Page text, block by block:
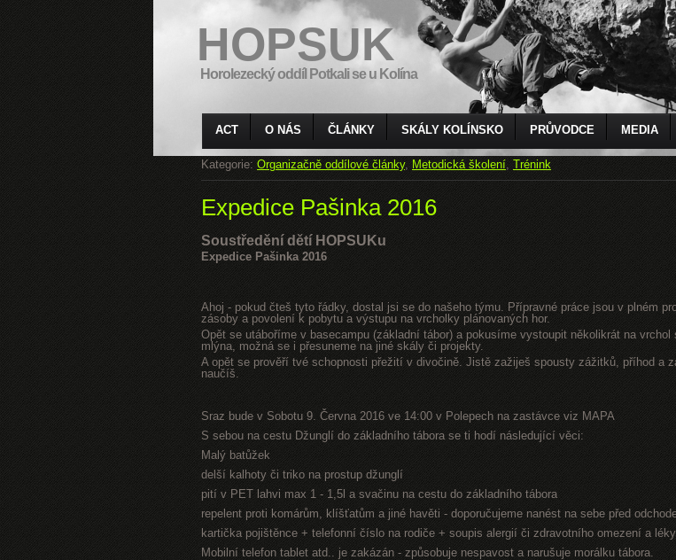
HOPSUK
Horolezecký oddíl Potkali se u Kolína
ACT O NÁS ČLÁNKY SKÁLY KOLÍNSKO PRŮVODCE MEDIA
Kategorie: Organizačně oddílové články, Metodická školení, Trénink
Expedice Pašinka 2016
Soustředění dětí HOPSUKu
Expedice Pašinka 2016
Ahoj - pokud čteš tyto řádky, dostal jsi se do našeho týmu. Přípravné práce jsou v plném
zásoby a povolení k pobytu a výstupu na vrcholky plánovaných hor.
Opět se utáboříme v basecampu (základní tábor) a pokusíme vystoupit několikrát na vrchol
mlýna, možná se i přesuneme na jiné skály či projekty.
A opět se prověří tvé schopnosti přežití v divočině. Jistě zažiješ spousty zážitků, příhod a
naučíš.
Sraz bude v Sobotu 9. Června 2016 ve 14:00 v Polepech na zastávce viz MAPA
S sebou na cestu Džunglí do základního tábora se ti hodí následující věci:
Malý batůžek
delší kalhoty či triko na prostup džunglí
pití v PET lahvi max 1 - 1,5l a svačinu na cestu do základního tábora
repelent proti komárům, klíšťatům a jiné havěti - doporučujeme nanést na sebe před
kartička pojištěnce + telefonní číslo na rodiče + soupis alergií či zdravotního omezení a
Mobilní telefon tablet atd.. je zakázán - způsobuje nespavost a narušuje morálku tábora.